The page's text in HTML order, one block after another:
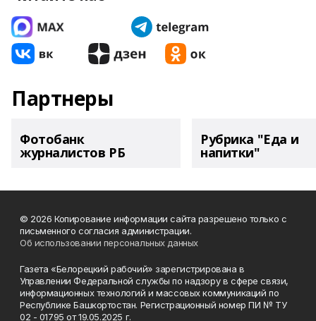
Партнеры
Фотобанк
журналистов РБ
Рубрика "Еда и
напитки"
© 2026 Копирование информации сайта разрешено только с
письменного согласия администрации.
Об использовании персональных данных
Газета «Белорецкий рабочий» зарегистрирована в
Управлении Федеральной службы по надзору в сфере связи,
информационных технологий и массовых коммуникаций по
Республике Башкортостан. Регистрационный номер ПИ № ТУ
02 - 01795 от 19.05.2025 г.